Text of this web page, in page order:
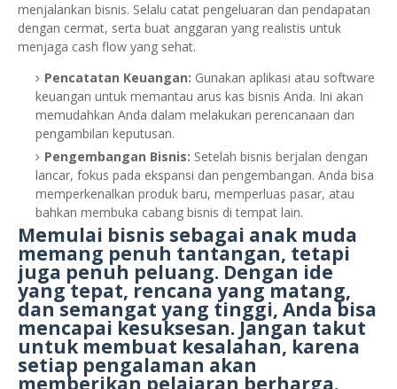
menjalankan bisnis. Selalu catat pengeluaran dan pendapatan
dengan cermat, serta buat anggaran yang realistis untuk
menjaga cash flow yang sehat.
Pencatatan Keuangan: Gunakan aplikasi atau software
keuangan untuk memantau arus kas bisnis Anda. Ini akan
memudahkan Anda dalam melakukan perencanaan dan
pengambilan keputusan.
Pengembangan Bisnis: Setelah bisnis berjalan dengan
lancar, fokus pada ekspansi dan pengembangan. Anda bisa
memperkenalkan produk baru, memperluas pasar, atau
bahkan membuka cabang bisnis di tempat lain.
Memulai bisnis sebagai anak muda
memang penuh tantangan, tetapi
juga penuh peluang. Dengan ide
yang tepat, rencana yang matang,
dan semangat yang tinggi, Anda bisa
mencapai kesuksesan. Jangan takut
untuk membuat kesalahan, karena
setiap pengalaman akan
memberikan pelajaran berharga.